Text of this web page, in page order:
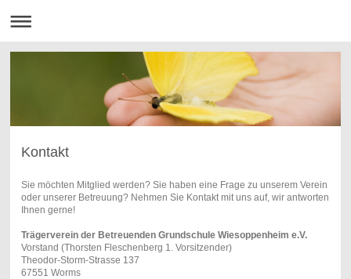
Kontakt
Sie möchten Mitglied werden? Sie haben eine Frage zu unserem Verein
oder unserer Betreuung? Nehmen Sie Kontakt mit uns auf, wir antworten
Ihnen gerne!
Trägerverein der Betreuenden Grundschule Wiesoppenheim e.V.
Vorstand (Thorsten Fleschenberg 1. Vorsitzender)
Theodor-Storm-Strasse 137
67551 Worms